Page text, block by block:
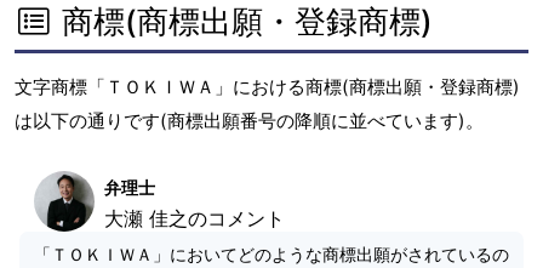
商標(商標出願・登録商標)
文字商標「ＴＯＫＩＷＡ」における商標(商標出願・登録商標)
は以下の通りです(商標出願番号の降順に並べています)。
弁理士
大瀬 佳之のコメント
「ＴＯＫＩＷＡ」においてどのような商標出願がされているの